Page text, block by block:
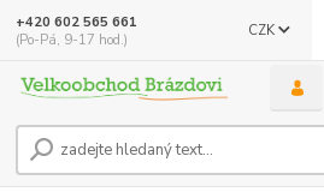
CZK
+420 602 565 661
(Po-Pá, 9-17 hod.)